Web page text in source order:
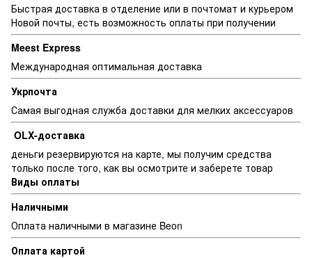
Быстрая доставка в отделение или в почтомат и курьером
Новой почты, есть возможность оплаты при получении
Meest Express
Международная оптимальная доставка
Укрпочта
Самая выгодная служба доставки для мелких аксессуаров
OLX-доставка
деньги резервируются на карте, мы получим средства
только после того, как вы осмотрите и заберете товар
Виды оплаты
Наличными
Оплата наличными в магазине Beon
Оплата картой